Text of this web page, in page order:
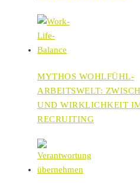
MYTHOS WOHLFÜHL-
ARBEITSWELT:
UND WIRKLICHKEIT
RECRUITING